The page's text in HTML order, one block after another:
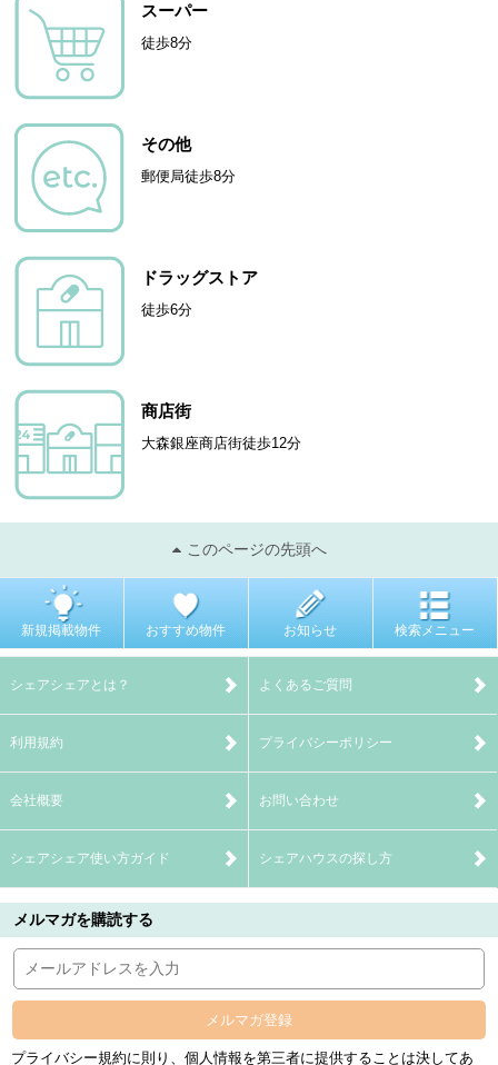
スーパー
徒歩8分
その他
郵便局徒歩8分
ドラッグストア
徒歩6分
商店街
大森銀座商店街徒歩12分
このページの先頭へ
新規掲載物件 おすすめ物件 お知らせ 検索メニュー
シェアシェアとは？ よくあるご質問
利用規約 プライバシーポリシー
会社概要 お問い合わせ
シェアシェア使い方ガイド シェアハウスの探し方
メルマガを購読する
メルマガ登録
プライバシー規約に則り、個人情報を第三者に提供することは決してあ